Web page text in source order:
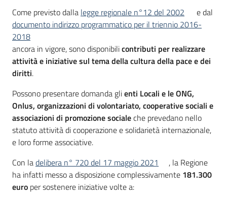
Nucleo
di
valutazione
Seguici
su
Descrizione
Come previsto dalla legge regionale n°12 del 2002
e dal
documento indirizzo programmatico per il triennio 2016-
2018
ancora in vigore, sono disponibilicontributi per realizzare
attività e iniziative sul tema della cultura della pace e dei
diritti.
Possono presentare domanda glienti Locali e le ONG,
Onlus, organizzazioni di volontariato, cooperative sociali e
associazioni di promozione socialeche prevedano nello
statuto attività di cooperazione e solidarietà internazionale,
e loro forme associative.
Con ladelibera n° 720 del 17 maggio 2021
, la Regione
ha infatti messo a disposizione complessivamente 181.300
euro per sostenere iniziative volte a: